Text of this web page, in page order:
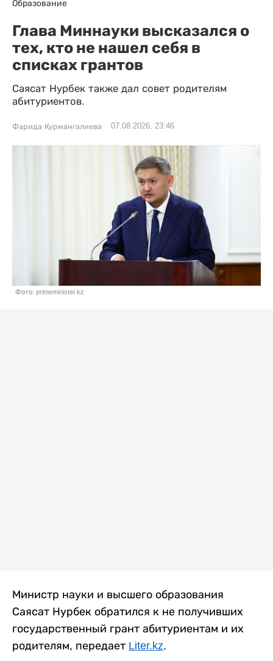
Образование
Глава Миннауки высказался о
тех, кто не нашел себя в
списках грантов
Саясат Нурбек также дал совет родителям
абитуриентов.
Фарида Курмангалиева 07.08.2026, 23:46
Фото: primeminister.kz
Министр науки и высшего образования
Саясат Нурбек обратился к не получивших
государственный грант абитуриентам и их
родителям, передает Liter.kz.